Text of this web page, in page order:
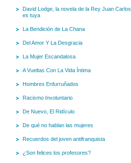
David Lodge, la novela de la Rey Juan Carlos
es tuya
La Bendición de La Chana
Del Amor Y La Desgracia
La Mujer Escandalosa
A Vueltas Con La Vida Íntima
Hombres Enfurruñados
Racismo Involuntario
De Nuevo, El Ridículo
De qué no hablan las mujeres
Recuerdos del joven antifranquista
¿Son felices los profesores?